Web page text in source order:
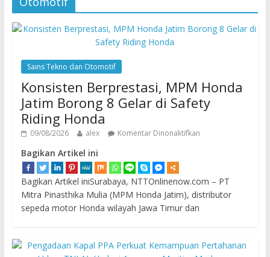
Sains Tekno dan Otomotif
Konsisten Berprestasi, MPM Honda
Jatim Borong 8 Gelar di Safety
Riding Honda
09/08/2026 alex Komentar Dinonaktifkan
Bagikan Artikel ini
Bagikan Artikel iniSurabaya, NTTOnlinenow.com – PT
Mitra Pinasthika Mulia (MPM Honda Jatim), distributor
sepeda motor Honda wilayah Jawa Timur dan